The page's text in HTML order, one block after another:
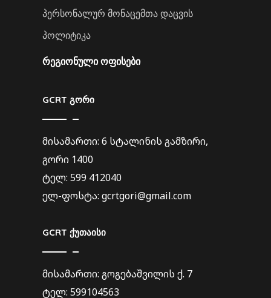
პერსონალურ მონაცემთა დაცვის
პოლიტიკა
ᲠᲔᲒᲘᲝᲜᲣᲚᲘ ᲝᲤᲘᲡᲔᲑᲘ
GCRT გორი
მისამართი: 6 სტალინის გამზირი,
გორი 1400
ტელ: 599 412040
ელ-ფოსტა: gcrtgori@gmail.com
GCRT ქუთაისი
მისამართი: გოგებაშვილის ქ. 7
ტელ: 599104563